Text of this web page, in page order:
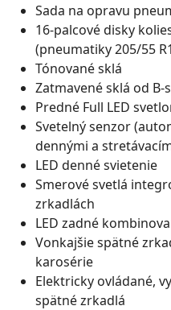
Sada na opravu
16-palcové disky
(pneumatiky 205/55
Tónované sklá
Zatmavené sklá od B-
Predné Full LED
Svetelný senzor
dennými a
LED denné svietenie
Smerové svetlá
zrkadlách
LED zadné
Vonkajšie spätné
karosérie
Elektricky ovládané,
spätné zrkadlá